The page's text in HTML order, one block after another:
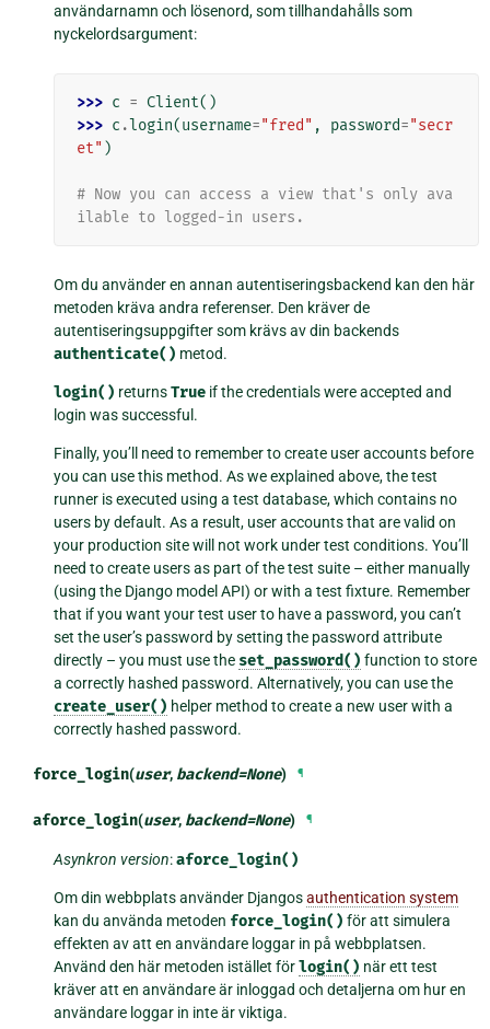
användarnamn och lösenord, som tillhandahålls som
nyckelordsargument:
>>> c = Client()
>>> c .login(username="fred" , password="secr
et" )
# Now you can access a view that's only ava
ilable to logged-in users.
Om du använder en annan autentiseringsbackend kan den här
metoden kräva andra referenser. Den kräver de
autentiseringsuppgifter som krävs av din backends
authenticate() metod.
login() returnsTrue if the credentials were accepted and
login was successful.
Finally, you’ll need to remember to create user accounts before
you can use this method. As we explained above, the test
runner is executed using a test database, which contains no
users by default. As a result, user accounts that are valid on
your production site will not work under test conditions. You’ll
need to create users as part of the test suite – either manually
(using the Django model API) or with a test fixture. Remember
that if you want your test user to have a password, you can’t
set the user’s password by setting the password attribute
directly – you must use the set_password() function to store
a correctly hashed password. Alternatively, you can use the
create_user() helper method to create a new user with a
correctly hashed password.
force_login(user, backend=None) ¶
aforce_login(user, backend=None) ¶
Asynkron version:aforce_login()
Om din webbplats använder Djangosauthentication system
kan du använda metoden force_login() för att simulera
effekten av att en användare loggar in på webbplatsen.
Använd den här metoden istället förlogin() när ett test
kräver att en användare är inloggad och detaljerna om hur en
användare loggar in inte är viktiga.